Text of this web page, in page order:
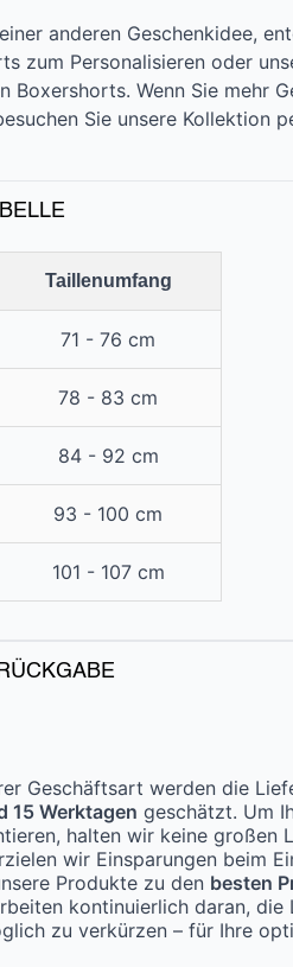
anderen Geschenkidee,
zum Personalisieren oder
Boxershorts. Wenn Sie mehr
Sie unsere Kollektion
Taillenumfang
71 - 76 cm
78 - 83 cm
84 - 92 cm
93 - 100 cm
101 - 107 cm
Geschäftsart werden die
15 Werktagen geschätzt. Um
halten wir keine großen
wir Einsparungen beim
Produkte zu den besten
kontinuierlich daran, die
zu verkürzen – für Ihre